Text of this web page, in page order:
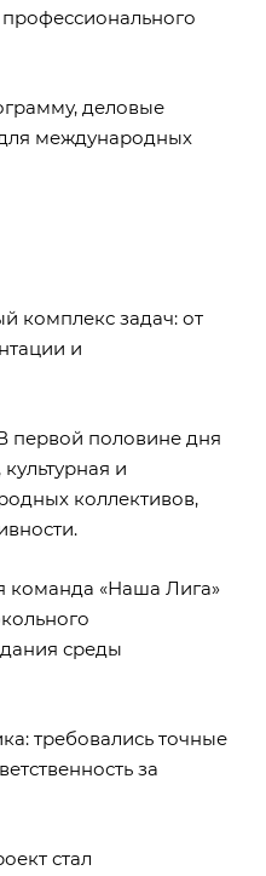
деловые
для международных
комплекс задач: от
и
первой половине дня
и
коллективов,
команда «Наша Лига»
среды
требовались точные
за
стал